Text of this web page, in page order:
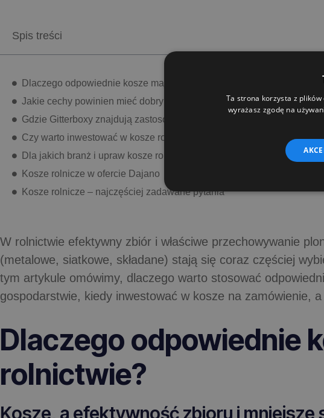
Spis treści
Dlaczego odpowiednie kosze mają kluczowe znaczenie w rolnictwie?
Jakie cechy powinien mieć dobry kosz rolniczy?
Gdzie Gitterboxy znajdują zastosowanie w gospodarstwie rolnym?
Czy warto inwestować w kosze rolnicze na zamówienie?
Dla jakich branż i upraw kosze rolnicze sprawdzają się najlepiej?
Kosze rolnicze w ofercie Dajano
Kosze rolnicze – najczęściej zadawane pytania
W rolnictwie efektywny zbiór i właściwe przechowywanie
(metalowe, siatkowe, składane) stają się coraz częściej
tym artykule omówimy, dlaczego warto stosować
gospodarstwie, kiedy inwestować w kosze na zamówienie,
Dlaczego odpowiednie
rolnictwie?
Kosze, a efektywność zbioru i
Ta strona korzysta z
wyrażasz zgodę na